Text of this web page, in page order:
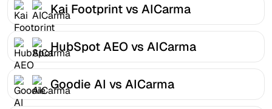
Kai Footprint vs AICarma
HubSpot AEO vs AICarma
Goodie AI vs AICarma